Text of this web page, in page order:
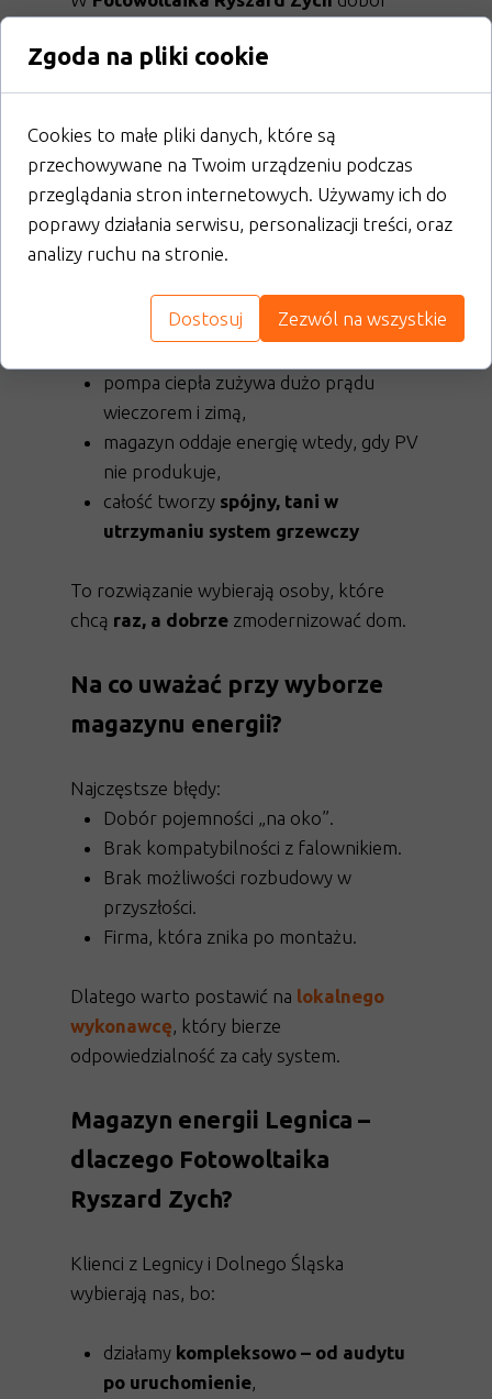
nie szablonowa wycena.
Magazyn energii + pompa
ciepła – maksymalna
niezależność
Jeśli planujesz pompę ciepła lub już ją
magazyn energii staje się
naturalnym uzupełnieniem systemu.
pompa ciepła zużywa dużo prądu
wieczorem i zimą,
magazyn oddaje energię wtedy, gdy PV
nie produkuje,
całość tworzy spójny, tani w
utrzymaniu system grzewczy
To rozwiązanie wybierają osoby, które
chcą raz, a dobrze zmodernizować dom.
Na co uważać przy wyborze
magazynu energii?
Najczęstsze błędy:
Dobór pojemności „na oko”.
Brak kompatybilności z falownikiem.
Brak możliwości rozbudowy w
przyszłości.
Firma, która znika po montażu.
Dlatego warto postawić na lokalnego
wykonawcę, który bierze
odpowiedzialność za cały system.
Magazyn energii Legnica –
dlaczego Fotowoltaika
Ryszard Zych?
Klienci z Legnicy i Dolnego Śląska
wybierają nas, bo:
działamy kompleksowo – od audytu
po uruchomienie,
Zgoda na pliki cookie
Cookies to małe pliki danych, które są
przechowywane na Twoim urządzeniu podczas
przeglądania stron internetowych. Używamy ich do
poprawy działania serwisu, personalizacji treści, oraz
analizy ruchu na stronie.
Dostosuj Zezwól na wszystkie